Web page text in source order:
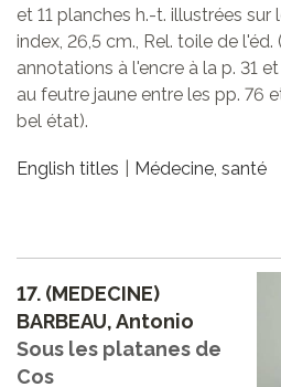
et 11 planches h.-t. illustrées sur
index, 26,5 cm., Rel. toile de
annotations à l'encre à la p. 31
au feutre jaune entre les pp. 76
bel état).
English titles Médecine, santé
17. (MEDECINE)
BARBEAU, Antonio
Sous les platanes de
Cos